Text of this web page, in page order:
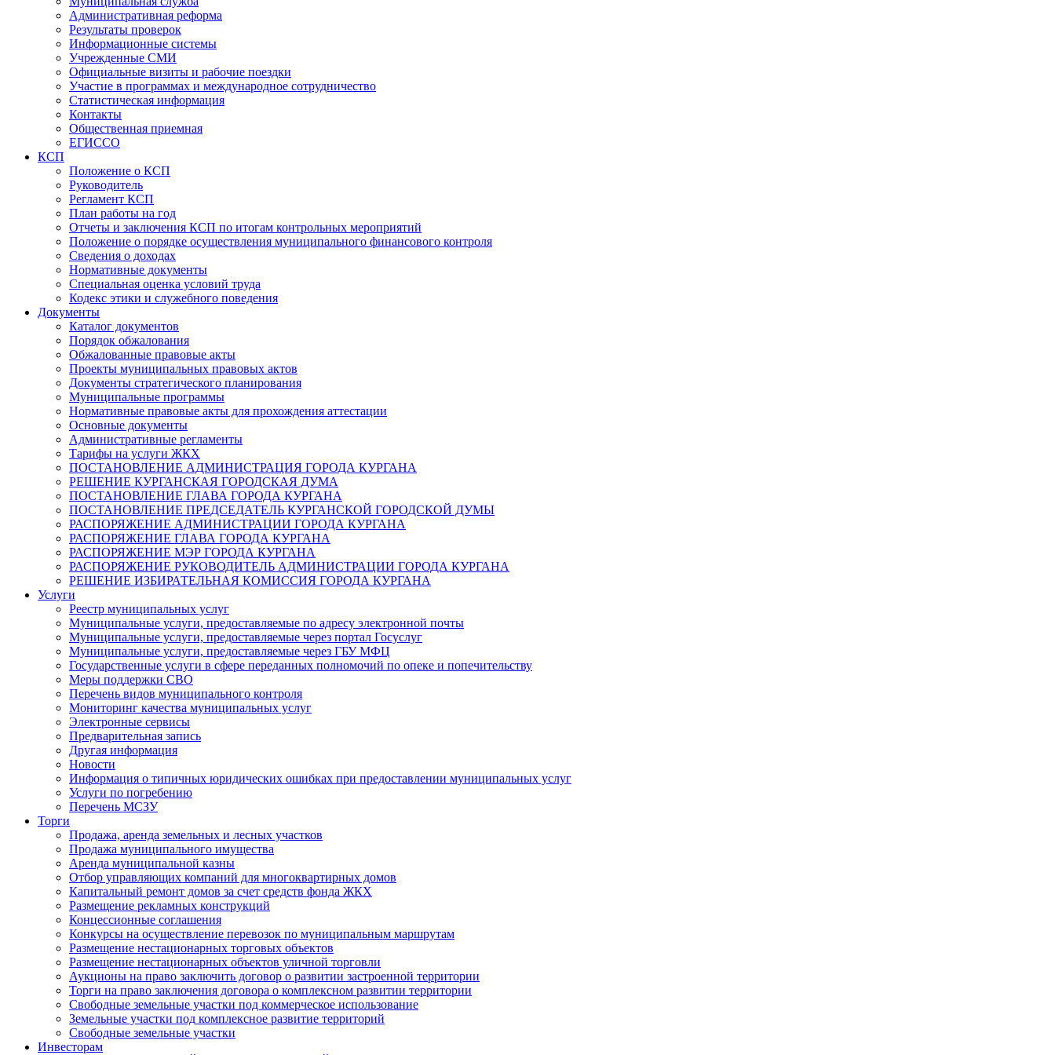
Административная реформа
Результаты проверок
Информационные системы
Учрежденные СМИ
Официальные визиты и рабочие поездки
Участие в программах и международное сотрудничество
Статистическая информация
Контакты
Общественная приемная
ЕГИССО
КСП
Положение о КСП
Руководитель
Регламент КСП
План работы на год
Отчеты и заключения КСП по итогам контрольных мероприятий
Положение о порядке осуществления муниципального финансового контроля
Сведения о доходах
Нормативные документы
Специальная оценка условий труда
Кодекс этики и служебного поведения
Документы
Каталог документов
Порядок обжалования
Обжалованные правовые акты
Проекты муниципальных правовых актов
Документы стратегического планирования
Муниципальные программы
Нормативные правовые акты для прохождения аттестации
Основные документы
Административные регламенты
Тарифы на услуги ЖКХ
ПОСТАНОВЛЕНИЕ АДМИНИСТРАЦИЯ ГОРОДА КУРГАНА
РЕШЕНИЕ КУРГАНСКАЯ ГОРОДСКАЯ ДУМА
ПОСТАНОВЛЕНИЕ ГЛАВА ГОРОДА КУРГАНА
ПОСТАНОВЛЕНИЕ ПРЕДСЕДАТЕЛЬ КУРГАНСКОЙ ГОРОДСКОЙ ДУМЫ
РАСПОРЯЖЕНИЕ АДМИНИСТРАЦИИ ГОРОДА КУРГАНА
РАСПОРЯЖЕНИЕ ГЛАВА ГОРОДА КУРГАНА
РАСПОРЯЖЕНИЕ МЭР ГОРОДА КУРГАНА
РАСПОРЯЖЕНИЕ РУКОВОДИТЕЛЬ АДМИНИСТРАЦИИ ГОРОДА КУРГАНА
РЕШЕНИЕ ИЗБИРАТЕЛЬНАЯ КОМИССИЯ ГОРОДА КУРГАНА
Услуги
Реестр муниципальных услуг
Муниципальные услуги, предоставляемые по адресу электронной почты
Муниципальные услуги, предоставляемые через портал Госуслуг
Муниципальные услуги, предоставляемые через ГБУ МФЦ
Государственные услуги в сфере переданных полномочий по опеке и попечительству
Меры поддержки СВО
Перечень видов муниципального контроля
Мониторинг качества муниципальных услуг
Электронные сервисы
Предварительная запись
Другая информация
Новости
Информация о типичных юридических ошибках при предоставлении муниципальных услуг
Услуги по погребению
Перечень МСЗУ
Торги
Продажа, аренда земельных и лесных участков
Продажа муниципального имущества
Аренда муниципальной казны
Отбор управляющих компаний для многоквартирных домов
Капитальный ремонт домов за счет средств фонда ЖКХ
Размещение рекламных конструкций
Концессионные соглашения
Конкурсы на осуществление перевозок по муниципальным маршрутам
Размещение нестационарных торговых объектов
Размещение нестационарных объектов уличной торговли
Аукционы на право заключить договор о развитии застроенной территории
Торги на право заключения договора о комплексном развитии территории
Свободные земельные участки под коммерческое использование
Земельные участки под комплексное развитие территорий
Свободные земельные участки
Инвесторам